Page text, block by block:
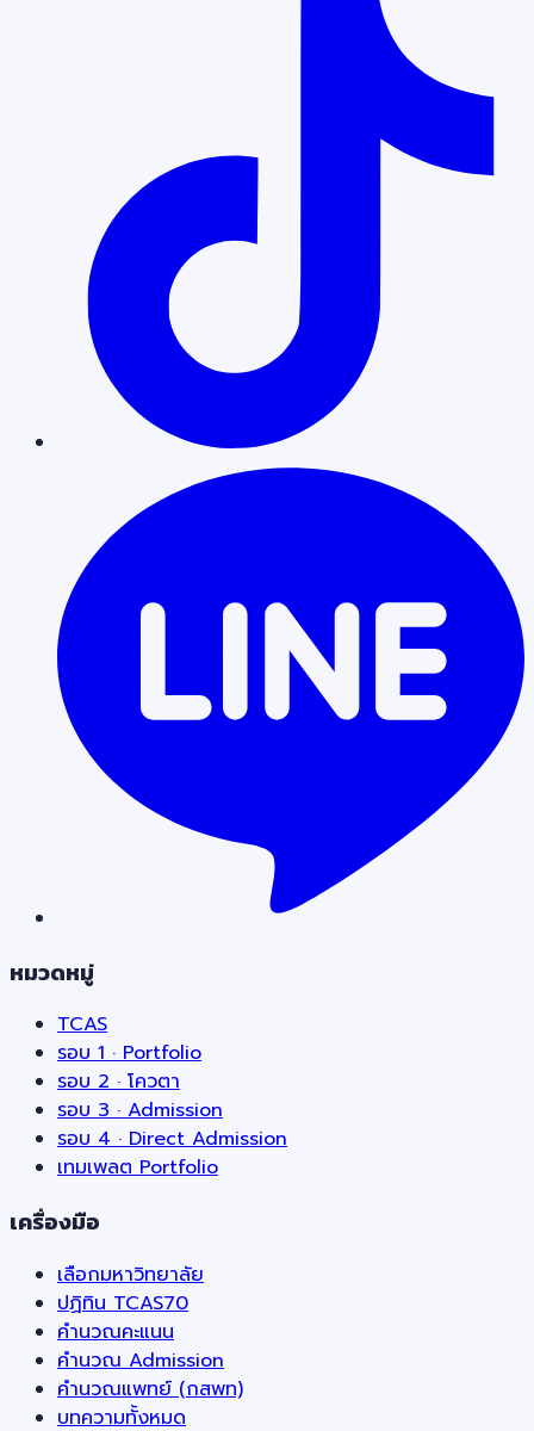
หมวดหมู่
TCAS
รอบ 1 · Portfolio
รอบ 2 · โควตา
รอบ 3 · Admission
รอบ 4 · Direct Admission
เทมเพลต Portfolio
เครื่องมือ
เลือกมหาวิทยาลัย
ปฏิทิน TCAS70
คำนวณคะแนน
คำนวณ Admission
คำนวณแพทย์ (กสพท)
บทความทั้งหมด